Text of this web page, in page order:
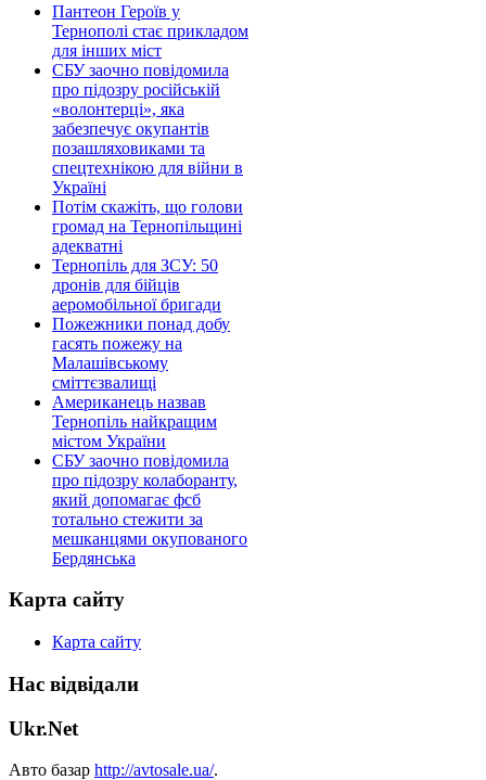
Пантеон Героїв у
Тернополі стає прикладом
для інших міст
СБУ заочно повідомила
про підозру російській
«волонтерці», яка
забезпечує окупантів
позашляховиками та
спецтехнікою для війни в
Україні
Потім скажіть, що голови
громад на Тернопільщині
адекватні
Тернопіль для ЗСУ: 50
дронів для бійців
аеромобільної бригади
Пожежники понад добу
гасять пожежу на
Малашівському
сміттєзвалищі
Американець назвав
Тернопіль найкращим
містом України
СБУ заочно повідомила
про підозру колаборанту,
який допомагає фсб
тотально стежити за
мешканцями окупованого
Бердянська
Карта сайту
Карта сайту
Нас відвідали
Ukr.Net
Авто базар http://avtosale.ua/.